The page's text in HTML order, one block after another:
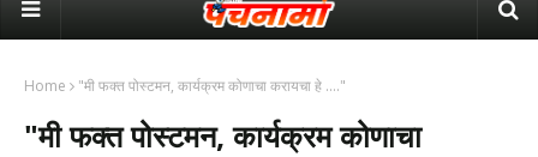
Home "मी फक्त पोस्टमन, कार्यक्रम कोणाचा करायचा हे ...."
"मी फक्त पोस्टमन, कार्यक्रम कोणाचा